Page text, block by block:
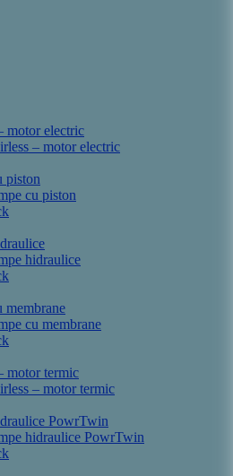
motor electric
– motor electric
piston
cu piston
hidraulice
membrane
cu membrane
motor termic
– motor termic
PowrTwin
hidraulice PowrTwin